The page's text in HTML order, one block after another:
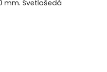
mm. Svetlošedá